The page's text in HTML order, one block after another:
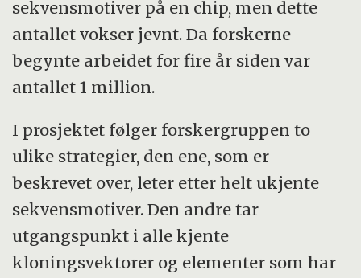
sekvensmotiver på en chip, men dette
antallet vokser jevnt. Da forskerne
begynte arbeidet for fire år siden var
antallet 1 million.
I prosjektet følger forskergruppen to
ulike strategier, den ene, som er
beskrevet over, leter etter helt ukjente
sekvensmotiver. Den andre tar
utgangspunkt i alle kjente
kloningsvektorer og elementer som har